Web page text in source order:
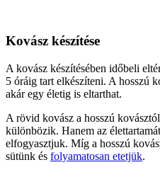
Kovász készítése
A kovász készítésében időbeli
5 óráig tart elkészíteni. A hosszú
akár egy életig is eltarthat.
A rövid kovász a hosszú
különbözik. Hanem az
elfogyasztjuk. Míg a hosszú
sütünk és folyamatosan etetjük.